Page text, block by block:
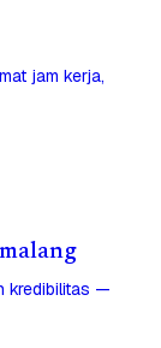
jam kerja,
kredibilitas —